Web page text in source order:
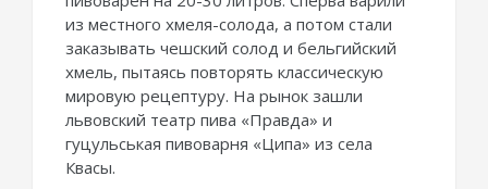
из местного хмеля-солода, а потом стали
заказывать чешский солод и бельгийский
хмель, пытаясь повторять классическую
мировую рецептуру. На рынок зашли
львовский театр пива «Правда» и
гуцульськая пивоварня «Ципа» из села
Квасы.